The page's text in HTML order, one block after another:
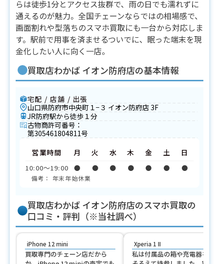
らは徒歩1分とアクセス抜群で、雨の日でも濡れずに
通えるのが魅力。全国チェーンならではの相場感で、
画面割れや型落ちのスマホ買取にも一台から対応しま
す。駅前で用事を済ませるついでに、眠った端末を現
金化したい人に向く一店。
買取店わかば イオン防府店の基本情報
宅配 / 店舗 / 出張
山口県防府市中央町１−３ イオン防府店 3F
JR防府駅から徒歩１分
古物商許可番号：
第305461804811号
営業時間
10:00〜19:00
月
●
火
●
水
●
木
●
金
●
土
●
日
●
備考： 年末年始休業
買取店わかば イオン防府店のスマホ買取の
口コミ・評判（※当社調べ）
iPhone 12 mini
買取専門のチェーン店だから
Xperia 1 II
私は付属品の箱や充電器を一